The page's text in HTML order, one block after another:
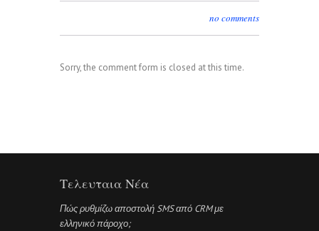
no comments
Sorry, the comment form is closed at this time.
Τελευταια Νέα
Πώς ρυθμίζω αποστολή SMS από CRM με
ελληνικό πάροχο;